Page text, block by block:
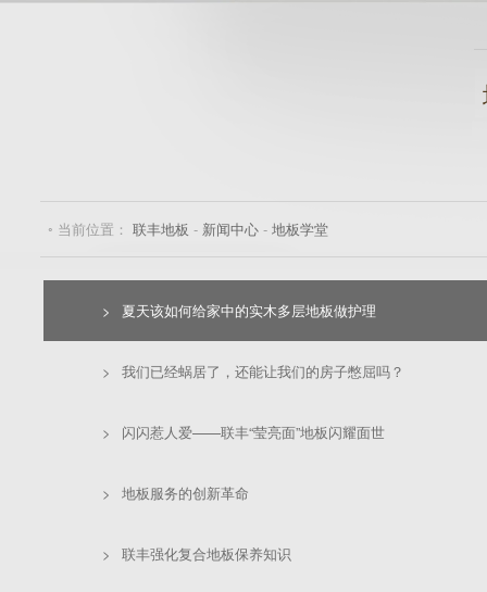
◦ 当前位置： 联丰地板 - 新闻中心 - 地板学堂
> 夏天该如何给家中的实木多层地板做护理
> 我们已经蜗居了，还能让我们的房子憋屈吗？
> 闪闪惹人爱——联丰“莹亮面”地板闪耀面世
> 地板服务的创新革命
> 联丰强化复合地板保养知识